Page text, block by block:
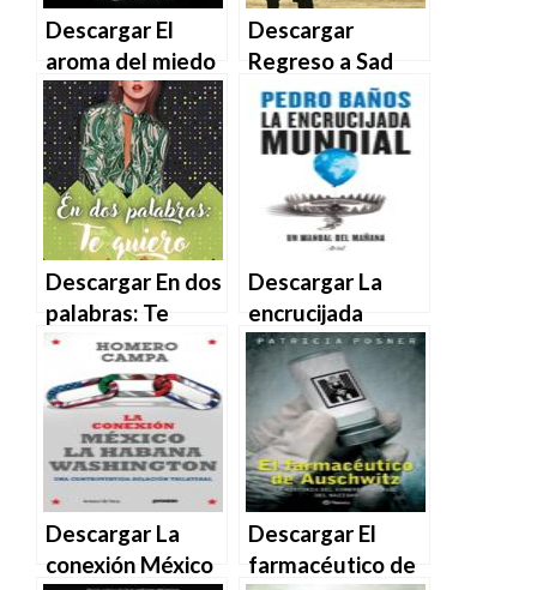
Descargar El
aroma del miedo
– Armando
Rodera en EPUB |
PDF | MOBI
Descargar
Regreso a Sad
Hill de Armando
Rodera en EPUB |
PDF | MOBI
Descargar En dos
palabras: Te
quiero (Armando
una buena por
amor nº 1) de Liza
Miller en EPUB |
PDF | MOBI
Descargar La
encrucijada
mundial. Un
manual del
mañana – Pedro
Baños en EPUB |
PDF | MOBI
Descargar La
conexión México
Descargar El
farmacéutico de